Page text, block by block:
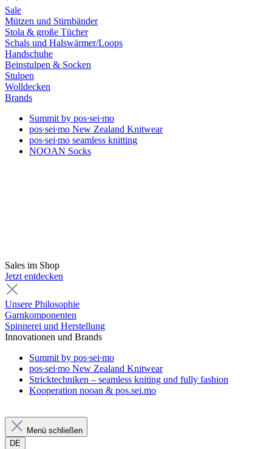
Sale
Mützen und Stirnbänder
Stola & große Tücher
Schals und Halswärmer/Loops
Handschuhe
Beinstulpen & Socken
Stulpen
Wolldecken
Brands
Summit by pos∙sei∙mo
pos∙sei∙mo New Zealand Knitwear
pos∙sei∙mo seamless knitting
NOOAN Socks
Sales im Shop
Jetzt entdecken
Unsere Philosophie
Garnkomponenten
Spinnerei und Herstellung
Innovationen und Brands
Summit by pos∙sei∙mo
pos∙sei∙mo New Zealand Knitwear
Stricktechniken – seamless kniting und fully fashion
Kooperation nooan & pos.sei.mo
Menü schließen
DE